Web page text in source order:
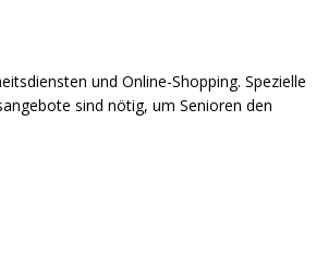
und Online-Shopping. Spezielle
sind nötig, um Senioren den